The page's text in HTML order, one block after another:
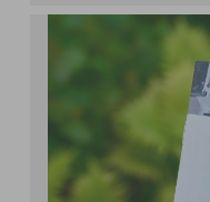
Sommerabend
70er- und 80er-
„Pink Panther“
leckeren Speisen
weiterlesen